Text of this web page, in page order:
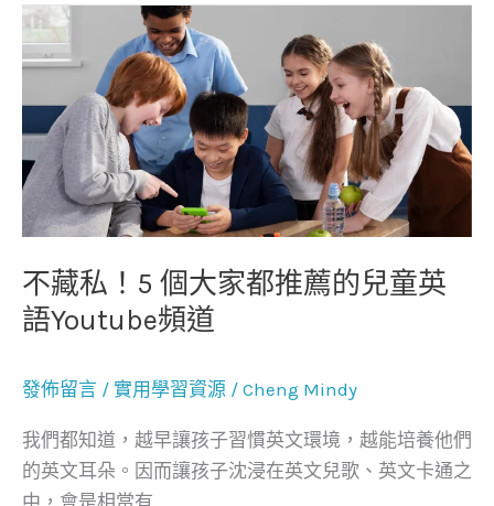
人
搶
先
一
步！
不藏私！5 個大家都推薦的兒童英
語Youtube頻道
發佈留言 / 實用學習資源 / Cheng Mindy
我們都知道，越早讓孩子習慣英文環境，越能培養他們
的英文耳朵。因而讓孩子沈浸在英文兒歌、英文卡通之
不
藏
5
個
大
家
都
推
薦
的
童
語
Youtube